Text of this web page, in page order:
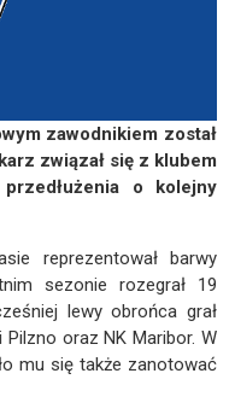
zawodnikiem został
związał się z klubem
o kolejny
reprezentował barwy
sezonie rozegrał 19
lewy obrońca grał
oraz NK Maribor. W
mu się także zanotować